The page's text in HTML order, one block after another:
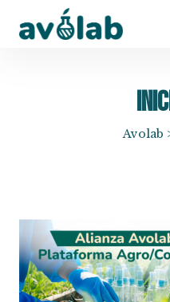
Avolab